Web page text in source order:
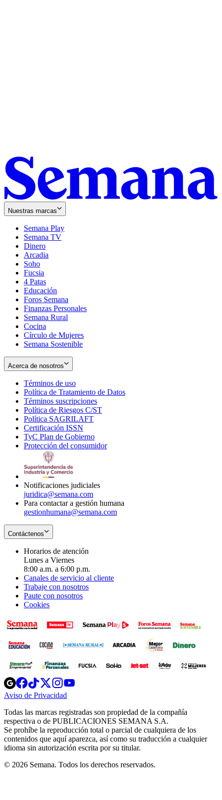
Nuestras marcas
Semana Play
Semana TV
Dinero
Arcadia
Soho
in
new
window
Fucsia
in
new
window
4 Patas
Educación
Foros Semana
Finanzas Personales
Semana Rural
Cocina
Círculo de Mujeres
Semana Sostenible
Acerca de nosotros
Términos de uso
in
new
window
Política de Tratamiento de Datos
Términos suscripciones
in
Política de Riesgos C/ST
Política SAGRILAFT
new
window
Certificación ISSN
in
new
TyC Plan de Gobierno
in
Protección del consumidorOpens
Notificaciones judiciales
juridica@semana.com
Para contactar a gestión humana
gestionhumana@semana.com
Contáctenos
Horarios de atención
Lunes a Viernes
8:00 a.m. a 6:00 p.m.
Canales de servicio al cliente
Trabaje con nosotros
Paute con nosotros
Cookies
Opens
in
new
Opens
in
new
Opens
in
new
window
Opens
new
windowwindow
Aviso de Privacidad
new
window
Todas las marcas registradas son propiedad de la compañía
respectiva o de PUBLICACIONES SEMANA S.A.
Se prohíbe la reproducción total o parcial de cualquiera de los
contenidos que aquí aparezca, así como su traducción a cualquier
idioma sin autorización escrita por su titular.
© 2026 Semana. Todos los derechos reservados.